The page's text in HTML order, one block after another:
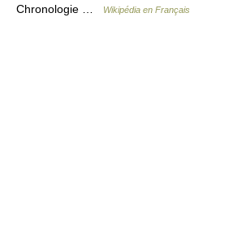
Chronologie … Wikipédia en Français